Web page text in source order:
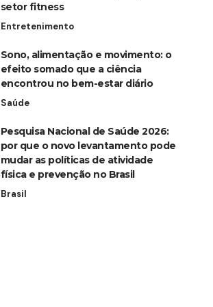
setor fitness
Entretenimento
Sono, alimentação e movimento: o
efeito somado que a ciência
encontrou no bem-estar diário
Saúde
Pesquisa Nacional de Saúde 2026:
por que o novo levantamento pode
mudar as políticas de atividade
física e prevenção no Brasil
Brasil